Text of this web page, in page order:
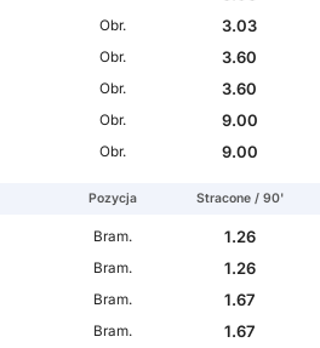
Obr.
3.03
Obr.
3.60
Obr.
3.60
Obr.
9.00
Obr. 9.00
Pozycja Stracone / 90'
Bram.
1.26
Bram.
1.26
Bram.
1.67
Bram. 1.67